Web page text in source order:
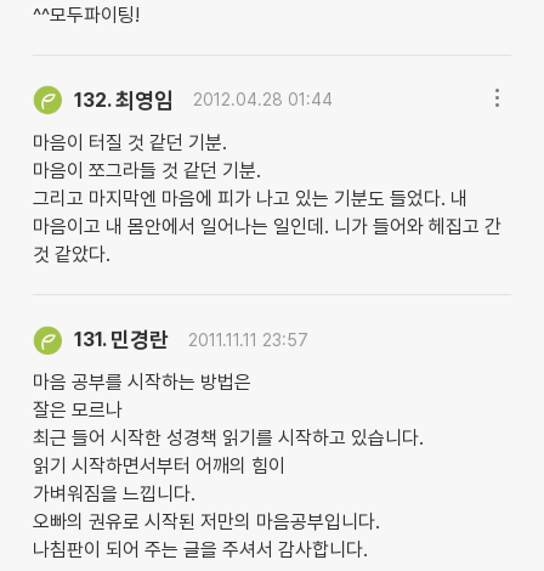
^^모두파이팅!
132.최영임 2012.04.28 01:44
마음이 터질 것 같던 기분.
마음이 쪼그라들 것 같던 기분.
그리고 마지막엔 마음에 피가 나고 있는 기분도 들었다. 내
마음이고 내 몸안에서 일어나는 일인데. 니가 들어와 헤집고 간
것 같았다.
131. 민경란 2011.11.11 23:57
마음 공부를 시작하는 방법은
잘은 모르나
최근 들어 시작한 성경책 읽기를 시작하고 있습니다.
읽기 시작하면서부터 어깨의 힘이
가벼워짐을 느낍니다.
오빠의 권유로 시작된 저만의 마음공부입니다.
나침판이 되어 주는 글을 주셔서 감사합니다.